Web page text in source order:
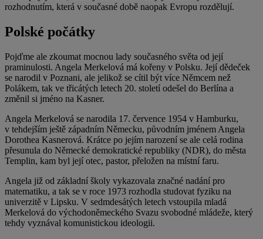
rozhodnutím, která v současné době naopak Evropu rozdělují.
Polské počátky
Pojďme ale zkoumat mocnou lady současného světa od její
praminulosti. Angela Merkelová má kořeny v Polsku. Její dědeček
se narodil v Poznani, ale jelikož se cítil být více Němcem než
Polákem, tak ve třicátých letech 20. století odešel do Berlína a
změnil si jméno na Kasner.
Angela Merkelová se narodila 17. července 1954 v Hamburku,
v tehdejším ještě západním Německu, původním jménem Angela
Dorothea Kasnerová. Krátce po jejím narození se ale celá rodina
přesunula do Německé demokratické republiky (NDR), do města
Templin, kam byl její otec, pastor, přeložen na místní faru.
Angela již od základní školy vykazovala značné nadání pro
matematiku, a tak se v roce 1973 rozhodla studovat fyziku na
univerzitě v Lipsku. V sedmdesátých letech vstoupila mladá
Merkelová do východoněmeckého Svazu svobodné mládeže, který
tehdy vyznával komunistickou ideologii.